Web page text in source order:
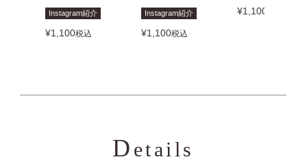
Instagram紹介
¥1,100税込
Instagram紹介
¥1,100税込
¥1,100
D etails